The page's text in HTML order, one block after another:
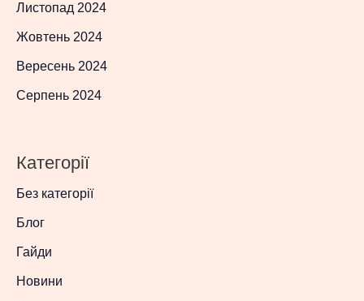
Листопад 2024
Жовтень 2024
Вересень 2024
Серпень 2024
Категорії
Без категорії
Блог
Гайди
Новини